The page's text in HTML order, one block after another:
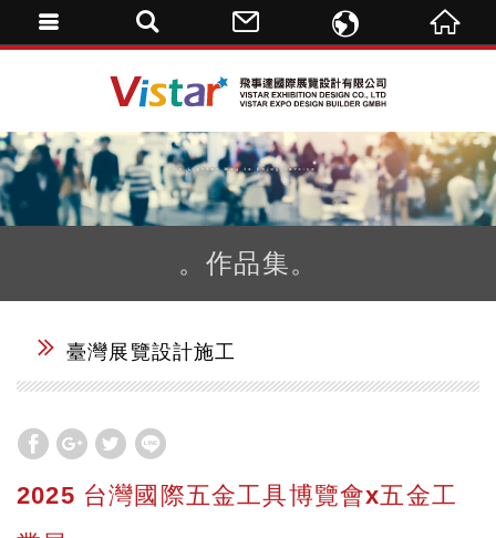
。作品集。
臺灣展覽設計施工
2025 台灣國際五金工具博覽會x五金工
DE